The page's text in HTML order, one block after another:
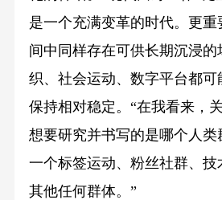
是一个充满变革的时代。更重
间中同样存在可供长期沉浸
织、社会运动、数字平台都可
保持相对稳定。“在我看来，
想要研究并书写的是哪个人类
一个标签运动、粉丝社群、技
其他任何群体。”